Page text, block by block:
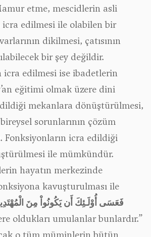
etme, mescidlerin asli
icra edilmesi ile olabilen bir
dikilmesi, çatısının
bir şey değildir.
icra edilmesi ise ibadetlerin
eğitimi olmak üzere dini
mekanlara dönüştürülmesi,
sorunlarının çözüm
Fonksiyonların icra edildiği
ile mümkündür.
hayatın merkezinde
kavuşturulması ile
فَعَسَى أُوْلَـئِكَ أَن يَكُونُواْ مِنَ
oldukları umulanlar bunlardır.”